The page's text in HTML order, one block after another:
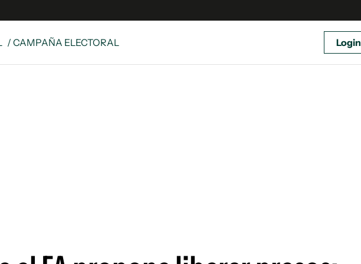
/ CAMPAÑA ELECTORAL Login